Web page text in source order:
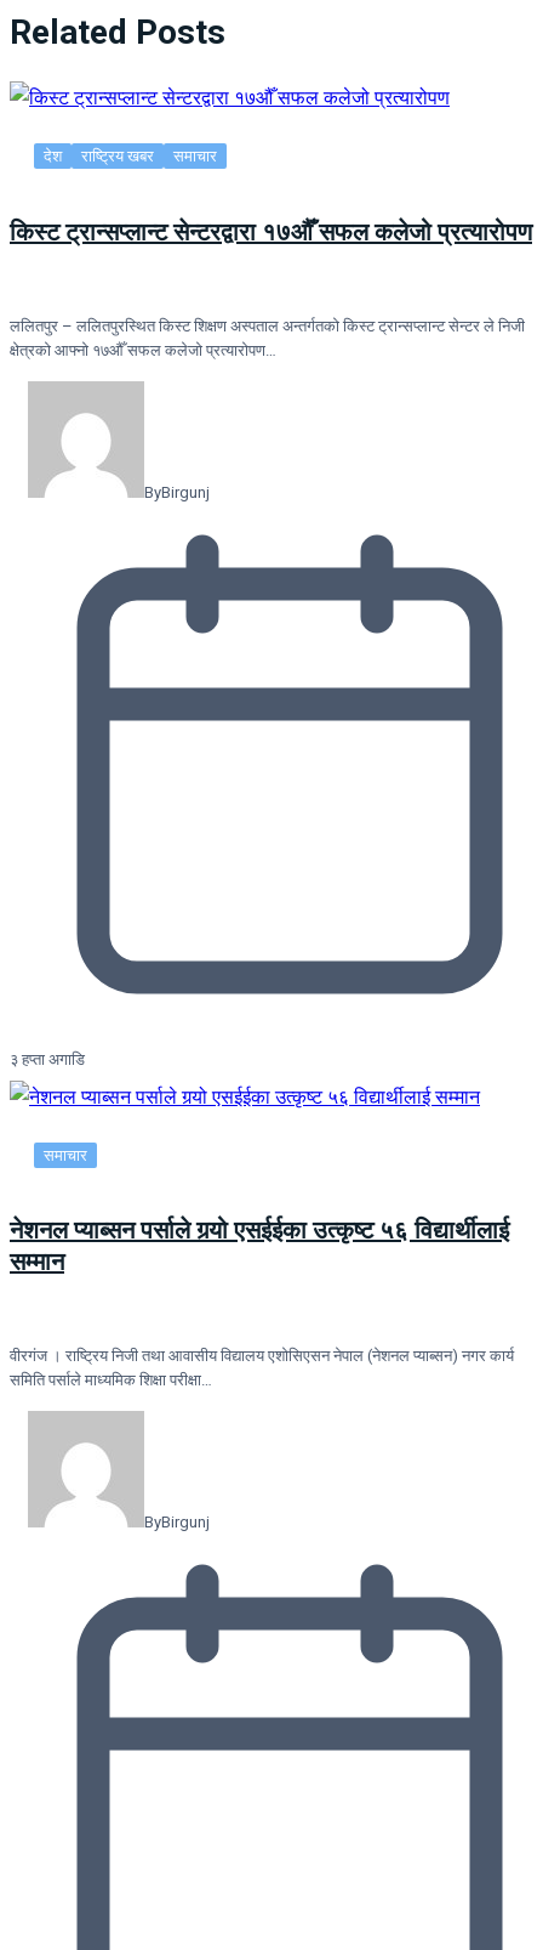
Related Posts
देश राष्ट्रिय खबर समाचार
किस्ट ट्रान्सप्लान्ट सेन्टरद्वारा १७औँ सफल कलेजो प्रत्यारोपण
ललितपुर – ललितपुरस्थित किस्ट शिक्षण अस्पताल अन्तर्गतको किस्ट ट्रान्सप्लान्ट सेन्टर ले निजी
क्षेत्रको आफ्नो १७औँ सफल कलेजो प्रत्यारोपण…
ByBirgunj
३ हप्ता अगाडि
समाचार
नेशनल प्याब्सन पर्साले गर्‍यो एसईईका उत्कृष्ट ५६ विद्यार्थीलाई
सम्मान
वीरगंज । राष्ट्रिय निजी तथा आवासीय विद्यालय एशोसिएसन नेपाल (नेशनल प्याब्सन) नगर कार्य
समिति पर्साले माध्यमिक शिक्षा परीक्षा…
ByBirgunj